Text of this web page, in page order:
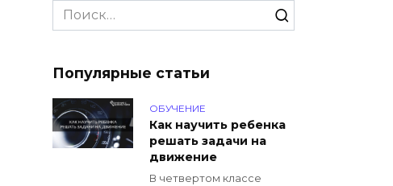
Search
for:
Популярные статьи
ОБУЧЕНИЕ
Как научить ребенка
решать задачи на
движение
В четвертом классе